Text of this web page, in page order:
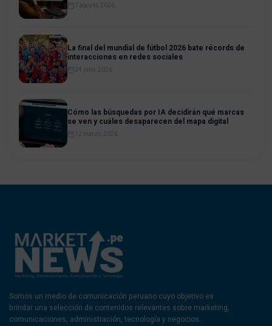
7 agosto, 2026
La final del mundial de fútbol 2026 bate récords de
interacciones en redes sociales
24 julio, 2026
Cómo las búsquedas por IA decidirán qué marcas
se ven y cuáles desaparecen del mapa digital
12 marzo, 2026
Somos un medio de comunicación peruano cuyo objetivo es
brindar una selección de contenidos relevantes sobre marketing,
comunicaciones, administración, tecnología y negocios.